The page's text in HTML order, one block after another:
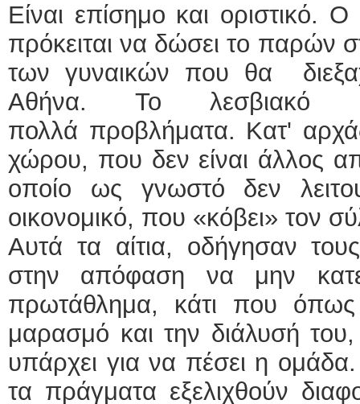
Είναι επίσημο και οριστικό.
πρόκειται να δώσει το παρών
των γυναικών που θα
Αθήνα. Το λεσβιακό
πολλά προβλήματα. Κατ'
χώρου, που δεν είναι άλλος
οποίο ως γνωστό δεν
οικονομικό, που «κόβει» τον
Αυτά τα αίτια, οδήγησαν
στην απόφαση να μην
πρωτάθλημα, κάτι που
μαρασμό και την διάλυσή
υπάρχει για να πέσει η
τα πράγματα εξελιχθούν